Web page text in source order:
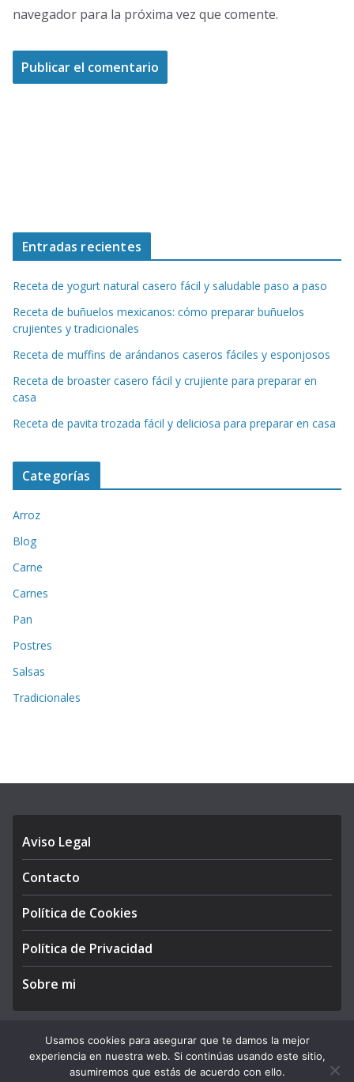
navegador para la próxima vez que comente.
Entradas recientes
Receta de yogurt natural casero fácil y saludable paso a paso
Receta de buñuelos mexicanos: cómo preparar buñuelos
crujientes y tradicionales
Receta de muffins de arándanos caseros fáciles y esponjosos
Receta de broaster casero fácil y crujiente para preparar en
casa
Receta de pavita trozada fácil y deliciosa para preparar en casa
Categorías
Arroz
Blog
Carne
Carnes
Pan
Postres
Salsas
Tradicionales
Aviso Legal
Contacto
Política de Cookies
Política de Privacidad
Sobre mi
Copyright © 2026APEGA Perú. All rights reserved.
Usamos cookies para asegurar que te damos la mejor
experiencia en nuestra web. Si continúas usando este sitio,
asumiremos que estás de acuerdo con ello.